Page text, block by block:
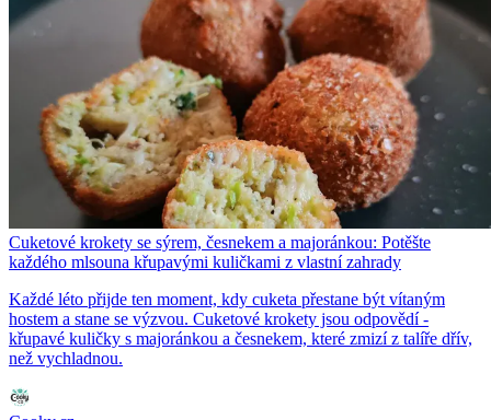
Cuketové krokety se sýrem, česnekem a majoránkou: Potěšte
každého mlsouna křupavými kuličkami z vlastní zahrady
Každé léto přijde ten moment, kdy cuketa přestane být vítaným
hostem a stane se výzvou. Cuketové krokety jsou odpovědí -
křupavé kuličky s majoránkou a česnekem, které zmizí z talíře dřív,
než vychladnou.